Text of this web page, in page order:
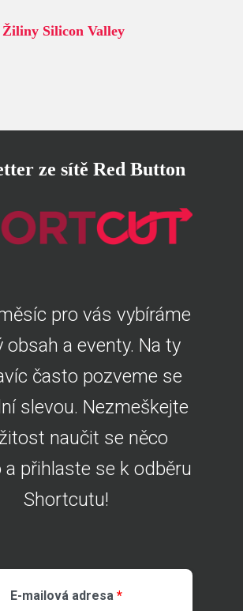
Silicon Valley
ze sítě Red Button
pro vás vybíráme
obsah a eventy. Na ty
často pozveme se
slevou. Nezmeškejte
naučit se něco
a přihlaste se k odběru
Shortcutu!
E-mailová adresa